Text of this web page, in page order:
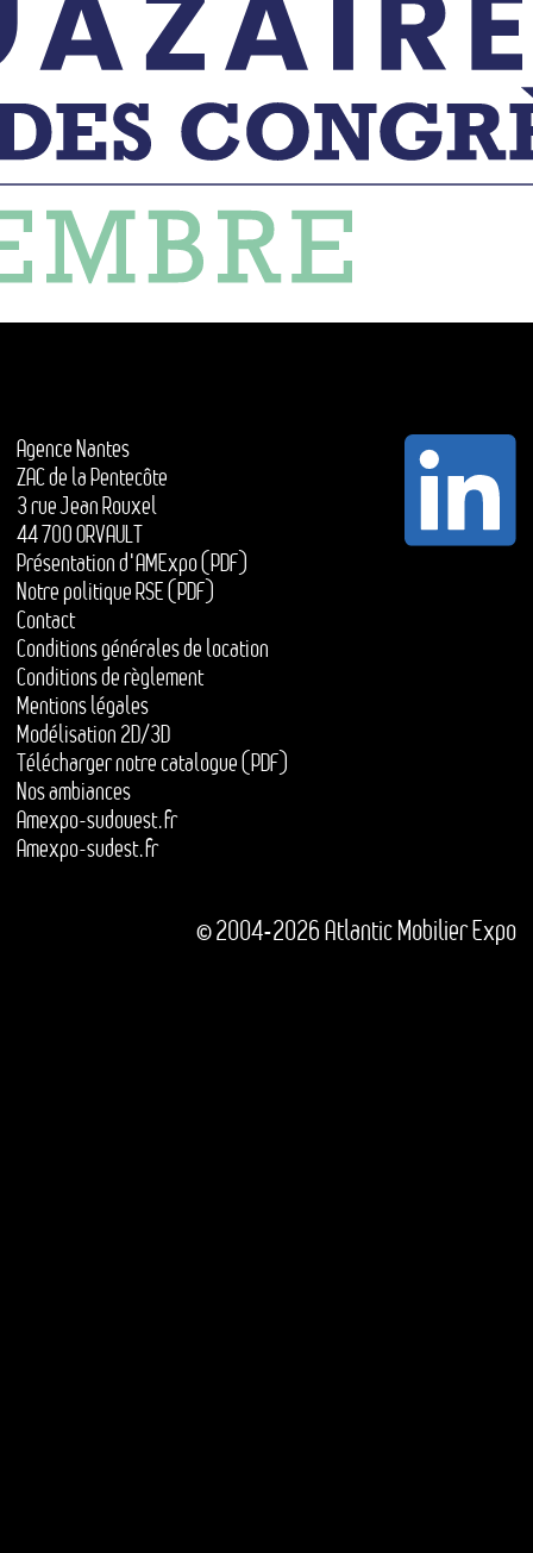
Agence Nantes
ZAC de la Pentecôte
3 rue Jean Rouxel
44 700 ORVAULT
Présentation d'AMExpo (PDF)
Notre politique RSE (PDF)
Contact
Conditions générales de location
Conditions de règlement
Mentions légales
Modélisation 2D/3D
Télécharger notre catalogue (PDF)
Nos ambiances
Amexpo-sudouest.fr
Amexpo-sudest.fr
© 2004-2026 Atlantic Mobilier Expo